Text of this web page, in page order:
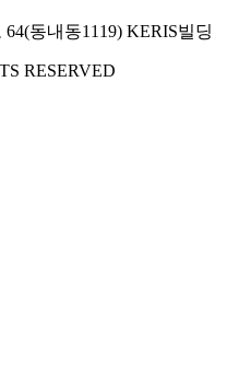
동내동1119) KERIS빌딩
RESERVED